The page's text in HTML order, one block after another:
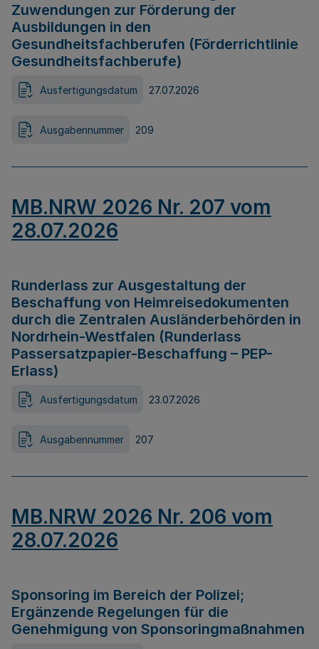
Zuwendungen zur Förderung der
Ausbildungen in den
Gesundheitsfachberufen (Förderrichtlinie
Gesundheitsfachberufe)
Ausfertigungsdatum 27.07.2026
Ausgabennummer 209
MB.NRW 2026 Nr. 207 vom
28.07.2026
Runderlass zur Ausgestaltung der
Beschaffung von Heimreisedokumenten
durch die Zentralen Ausländerbehörden in
Nordrhein-Westfalen (Runderlass
Passersatzpapier-Beschaffung – PEP-
Erlass)
Ausfertigungsdatum 23.07.2026
Ausgabennummer 207
MB.NRW 2026 Nr. 206 vom
28.07.2026
Sponsoring im Bereich der Polizei;
Ergänzende Regelungen für die
Genehmigung von Sponsoringmaßnahmen